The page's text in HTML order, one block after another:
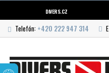
DIVERS.CZ
Telefón: +420 222 947 314